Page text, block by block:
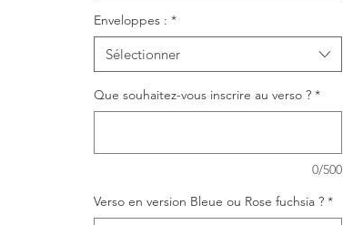
Enveloppes : *
Sélectionner
Que souhaitez-vous inscrire au verso ? *
0/500
Verso en version Bleue ou Rose fuchsia ? *